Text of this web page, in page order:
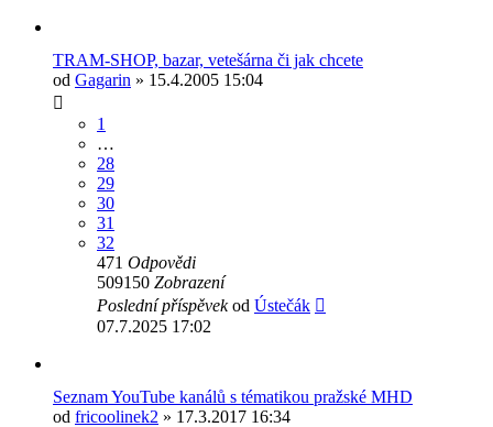
TRAM-SHOP, bazar, vetešárna či jak chcete
od Gagarin » 15.4.2005 15:04
1
…
28
29
30
31
32
471 Odpovědi
509150 Zobrazení
Poslední příspěvekod Ústečák
07.7.2025 17:02
Seznam YouTube kanálů s tématikou pražské MHD
od fricoolinek2 » 17.3.2017 16:34